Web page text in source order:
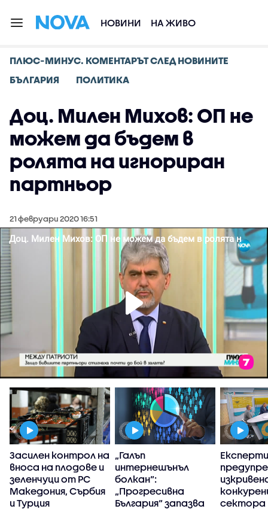
НОВИНИ НА ЖИВО
ПЛЮС-МИНУС. КОМЕНТАРЪТ СЛЕД НОВИНИТЕ
БЪЛГАРИЯ
ПОЛИТИКА
Доц. Милен Михов: ОП не
можем да бъдем в
ролята на игнориран
партньор
21 февруари 2020 16:51
Засилен контрол на
вноса на плодове и
зеленчуци от РС
Македония, Сърбия
и Турция
„Галъп
интернешънъл
болкан“:
„Прогресивна
България“ запазва
Експерти
сектора